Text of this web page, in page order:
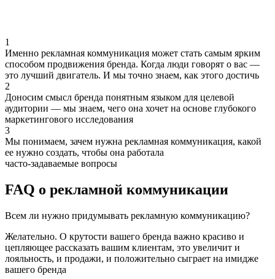
1
Именно рекламная коммуникация может стать самым ярким
способом продвижения бренда. Когда люди говорят о вас —
это лучший двигатель. И мы точно знаем, как этого достичь
2
Доносим смысл бренда понятным языком для целевой
аудитории — мы знаем, чего она хочет на основе глубокого
маркетингового исследования
3
Мы понимаем, зачем нужна рекламная коммуникация, какой
ее нужно создать, чтобы она работала
часто-задаваемые вопросы
FAQ о рекламной коммуникации
Всем ли нужно придумывать рекламную коммуникацию?
Желательно. О крутости вашего бренда важно красиво и
цепляющее рассказать вашим клиентам, это увеличит и
лояльность, и продажи, и положительно сыграет на имидже
вашего бренда